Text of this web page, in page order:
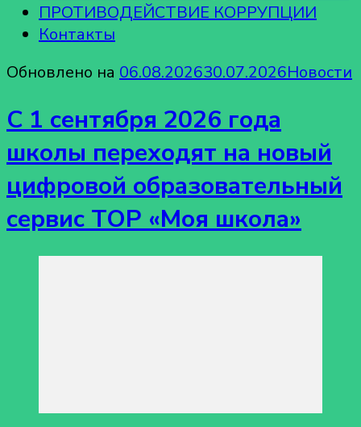
ПРОТИВОДЕЙСТВИЕ КОРРУПЦИИ
Контакты
Обновлено на 06.08.202630.07.2026Новости
С 1 сентября 2026 года
школы переходят на новый
цифровой образовательный
сервис ТОР «Моя школа»